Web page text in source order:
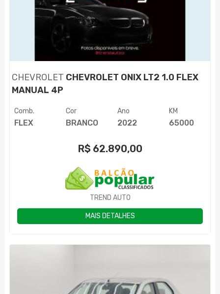
CHEVROLET CHEVROLET ONIX LT2 1.0 FLEX
MANUAL 4P
Comb.
FLEX
Cor
BRANCO
Ano
2022
KM
65000
R$ 62.890,00
TREND AUTO
MAIS DETALHES